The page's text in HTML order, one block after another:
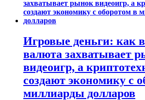
Игровые деньги: как
валюта захватывает
видеоигр, а
создают экономику с
миллиарды долларов